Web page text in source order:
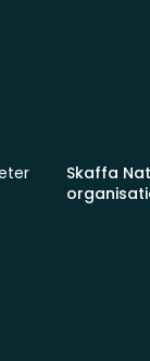
Skaffa